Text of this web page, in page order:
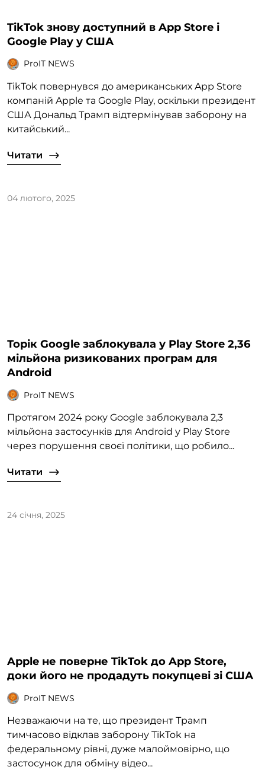
TikTok знову доступний в App Store і
Google Play у США
ProIT NEWS
TikTok повернувся до американських App Store
компаній Apple та Google Play, оскільки президент
США Дональд Трамп відтермінував заборону на
китайський...
Читати
04 лютого, 2025
Торік Google заблокувала у Play Store 2,36
мільйона ризикованих програм для
Android
ProIT NEWS
Протягом 2024 року Google заблокувала 2,3
мільйона застосунків для Android у Play Store
через порушення своєї політики, що робило...
Читати
24 січня, 2025
Apple не поверне TikTok до App Store,
доки його не продадуть покупцеві зі США
ProIT NEWS
Незважаючи на те, що президент Трамп
тимчасово відклав заборону TikTok на
федеральному рівні, дуже малоймовірно, що
застосунок для обміну відео...